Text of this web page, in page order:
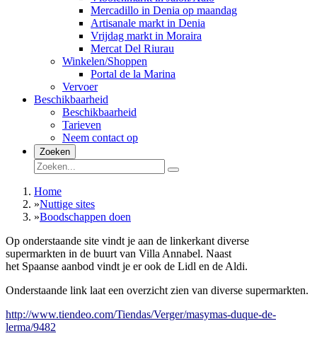
Mercadillo in Denia op maandag
Artisanale markt in Denia
Vrijdag markt in Moraira
Mercat Del Riurau
Winkelen/Shoppen
Portal de la Marina
Vervoer
Beschikbaarheid
Beschikbaarheid
Tarieven
Neem contact op
Zoeken
Home
»Nuttige sites
»Boodschappen doen
Op onderstaande site vindt je aan de linkerkant diverse
supermarkten in de buurt van Villa Annabel. Naast
het Spaanse aanbod vindt je er ook de Lidl en de Aldi.
Onderstaande link laat een overzicht zien van diverse supermarkten.
http://www.tiendeo.com/Tiendas/Verger/masymas-duque-de-
lerma/9482